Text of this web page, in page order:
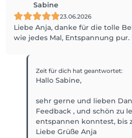
Sabine
23.06.2026
Liebe Anja, danke für die tolle
wie jedes Mal, Entspannung pur.
Zeit für dich hat geantwortet:
Hallo Sabine,
sehr gerne und lieben
Feedback , und schön zu
entspannen konntest, bis
Liebe Grüße Anja